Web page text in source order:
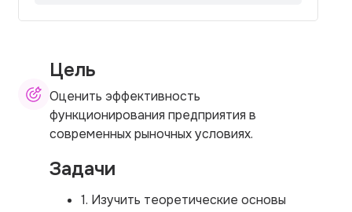
Цель
Оценить эффективность
функционирования предприятия в
современных рыночных условиях.
Задачи
1. Изучить теоретические основы